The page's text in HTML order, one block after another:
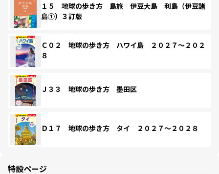
１５ 地球の歩き方 島旅 伊豆大島 利島（伊豆諸
島①）３訂版
Ｃ０２ 地球の歩き方 ハワイ島 ２０２７～２０２
８
Ｊ３３ 地球の歩き方 墨田区
Ｄ１７ 地球の歩き方 タイ ２０２７～２０２８
特設ページ